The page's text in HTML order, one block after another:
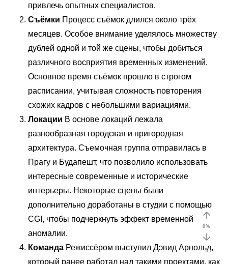
привлечь опытных специалистов.
Съёмки Процесс съёмок длился около трёх
месяцев. Особое внимание уделялось множеству
дублей одной и той же сцены, чтобы добиться
различного восприятия временных изменений.
Основное время съёмок прошло в строгом
расписании, учитывая сложность повторения
схожих кадров с небольшими вариациями.
Локации В основе локаций лежала
разнообразная городская и пригородная
архитектура. Съемочная группа отправилась в
Прагу и Будапешт, что позволило использовать
интересные современные и исторические
интерьеры. Некоторые сцены были
дополнительно доработаны в студии с помощью
CGI, чтобы подчеркнуть эффект временной
аномалии.
Команда Режиссёром выступил Дэвид Арнольд,
который ранее работал над такими проектами, как
0%